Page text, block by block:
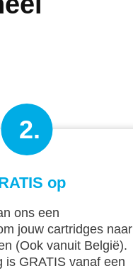
2.
op
ons een
jouw cartridges naar
(Ook vanuit België).
is GRATIS vanaf een